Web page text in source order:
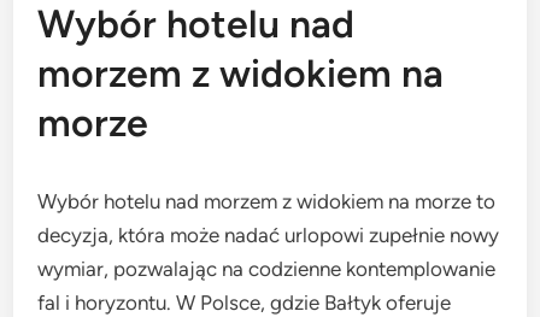
Wybór hotelu nad
morzem z widokiem na
morze
Wybór hotelu nad morzem z widokiem na morze to
decyzja, która może nadać urlopowi zupełnie nowy
wymiar, pozwalając na codzienne kontemplowanie
fal i horyzontu. W Polsce, gdzie Bałtyk oferuje